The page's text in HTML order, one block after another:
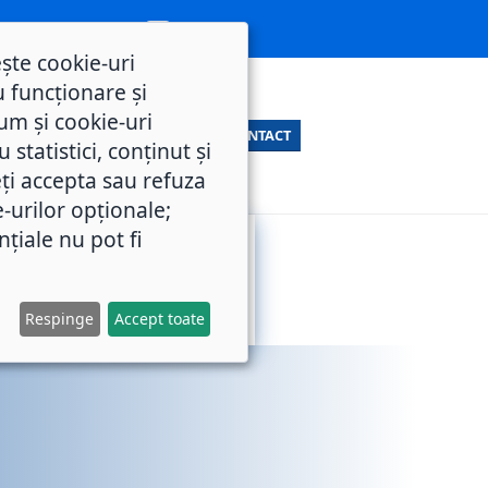
CONTACT
cookie-uri
funcționare și
și cookie-uri
statistici, conținut și
accepta sau refuza
urilor opționale;
nu pot fi
Respinge Accept toate